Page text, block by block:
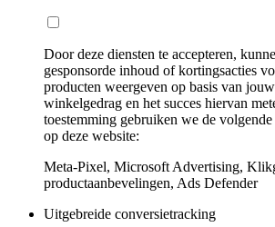
Door deze diensten te accepteren,
gesponsorde inhoud of kortingsacties
producten weergeven op basis van
winkelgedrag en het succes hiervan
toestemming gebruiken we de
op deze website:
Meta-Pixel, Microsoft Advertising,
productaanbevelingen, Ads Defender
Uitgebreide conversietracking